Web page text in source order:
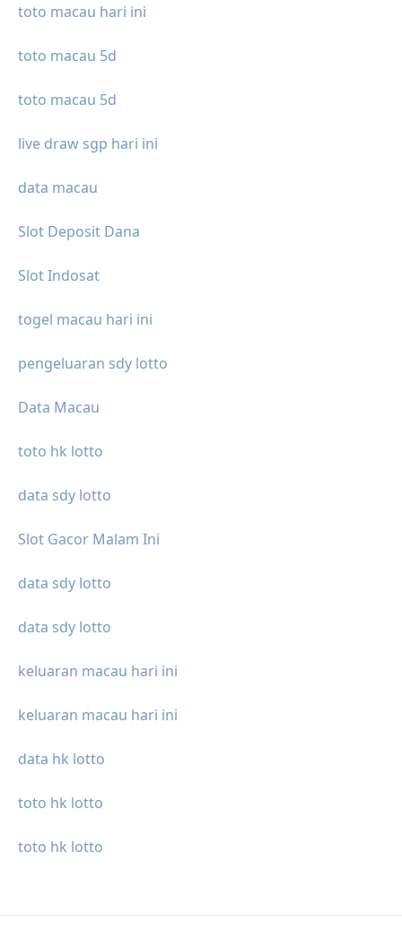
toto macau hari ini
toto macau 5d
toto macau 5d
live draw sgp hari ini
data macau
Slot Deposit Dana
Slot Indosat
togel macau hari ini
pengeluaran sdy lotto
Data Macau
toto hk lotto
data sdy lotto
Slot Gacor Malam Ini
data sdy lotto
data sdy lotto
keluaran macau hari ini
keluaran macau hari ini
data hk lotto
toto hk lotto
toto hk lotto